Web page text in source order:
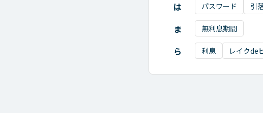
は パスワード 引
ま 無利息期間
ら 利息 レイクde